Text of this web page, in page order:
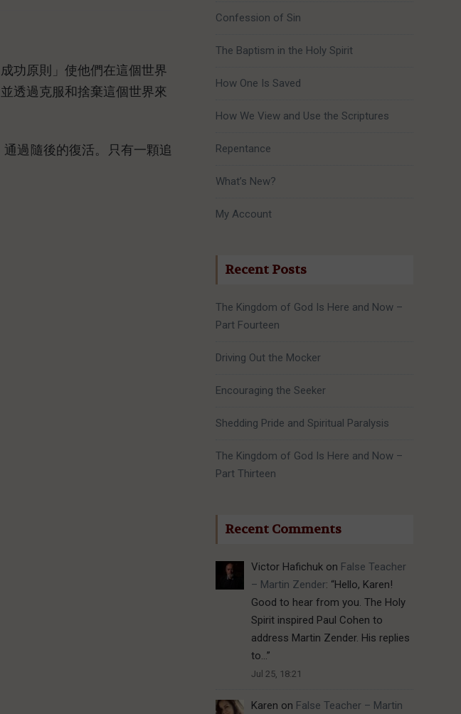
功原則」使他們在這個世界
透過克服和捨棄這個世界來
過隨後的復活。只有一顆追
Confession of Sin
The Baptism in the Holy Spirit
How One Is Saved
How We View and Use the Scriptures
Repentance
What’s New?
My Account
Recent Posts
The Kingdom of God Is Here and Now –
Part Fourteen
Driving Out the Mocker
Encouraging the Seeker
Shedding Pride and Spiritual Paralysis
The Kingdom of God Is Here and Now –
Part Thirteen
Recent Comments
Victor Hafichukon False Teacher
– Martin Zender: “Hello, Karen!
Good to hear from you. The Holy
Spirit inspired Paul Cohen to
address Martin Zender. His replies
to…”
Jul 25, 18:21
Karen on False Teacher – Martin